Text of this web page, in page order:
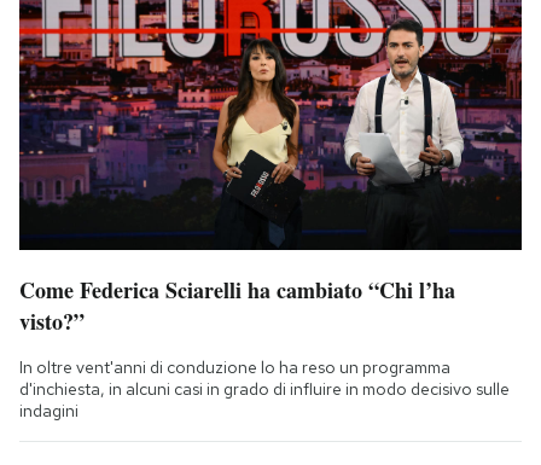
Come Federica Sciarelli ha cambiato “Chi l’ha
visto?”
In oltre vent'anni di conduzione lo ha reso un programma
d'inchiesta, in alcuni casi in grado di influire in modo decisivo sulle
indagini